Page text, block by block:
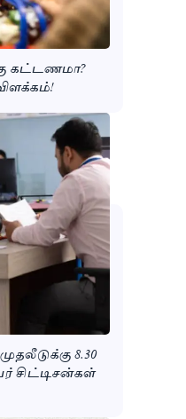
கட்டணமா?
8.30
சிட்டிசன்கள்